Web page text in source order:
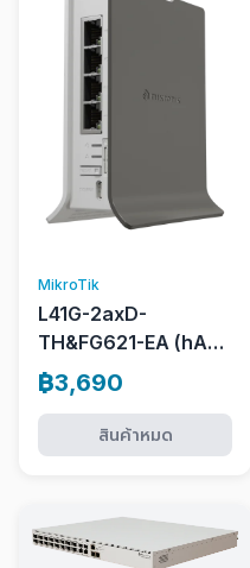
MikroTik
L41G-2axD-
TH&FG621-EA (hAP
ax lite LTE6)
฿3,690
สินค้าหมด